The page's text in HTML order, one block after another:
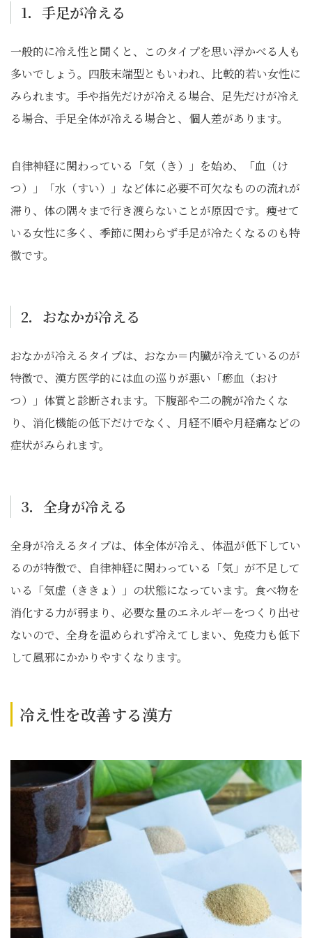
1．手足が冷える
一般的に冷え性と聞くと、このタイプを思い浮かべる人も
多いでしょう。四肢末端型ともいわれ、比較的若い女性に
みられます。手や指先だけが冷える場合、足先だけが冷え
る場合、手足全体が冷える場合と、個人差があります。
自律神経に関わっている「気（き）」を始め、「血（け
つ）」「水（すい）」など体に必要不可欠なものの流れが
滞り、体の隅々まで行き渡らないことが原因です。痩せて
いる女性に多く、季節に関わらず手足が冷たくなるのも特
徴です。
2．おなかが冷える
おなかが冷えるタイプは、おなか＝内臓が冷えているのが
特徴で、漢方医学的には血の巡りが悪い「瘀血（おけ
つ）」体質と診断されます。下腹部や二の腕が冷たくな
り、消化機能の低下だけでなく、月経不順や月経痛などの
症状がみられます。
3．全身が冷える
全身が冷えるタイプは、体全体が冷え、体温が低下してい
るのが特徴で、自律神経に関わっている「気」が不足して
いる「気虚（ききょ）」の状態になっています。食べ物を
消化する力が弱まり、必要な量のエネルギーをつくり出せ
ないので、全身を温められず冷えてしまい、免疫力も低下
して風邪にかかりやすくなります。
冷え性を改善する漢方